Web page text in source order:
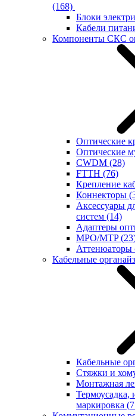
(168)
Блоки
Кабели
Компоненты СКС
Оптические
Оптические
CWDM (28)
FTTH (76)
Крепление
Коннекторы
Аксессуары
систем (14)
Адаптеры
MPO/MTP
Аттенюаторы
Кабельные
Кабельные
Стяжки и
Монтажная
Термоусадка,
маркировка